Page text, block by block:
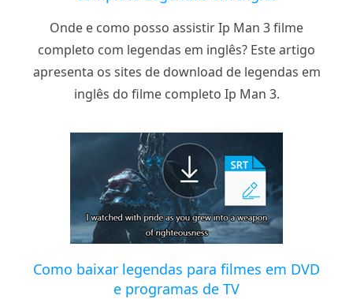
Onde e como posso assistir Ip Man 3 filme
completo com legendas em inglês? Este artigo
apresenta os sites de download de legendas em
inglês do filme completo Ip Man 3.
Como baixar legendas para filmes em DVD
e programas de TV